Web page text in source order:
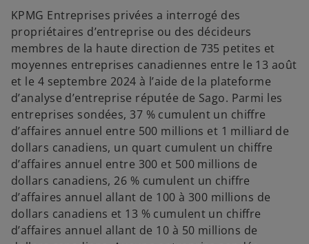
KPMG Entreprises privées a interrogé des
propriétaires d’entreprise ou des décideurs
membres de la haute direction de 735 petites et
moyennes entreprises canadiennes entre le 13 août
et le 4 septembre 2024 à l’aide de la plateforme
d’analyse d’entreprise réputée de Sago. Parmi les
entreprises sondées, 37 % cumulent un chiffre
d’affaires annuel entre 500 millions et 1 milliard de
dollars canadiens, un quart cumulent un chiffre
d’affaires annuel entre 300 et 500 millions de
dollars canadiens, 26 % cumulent un chiffre
d’affaires annuel allant de 100 à 300 millions de
dollars canadiens et 13 % cumulent un chiffre
d’affaires annuel allant de 10 à 50 millions de